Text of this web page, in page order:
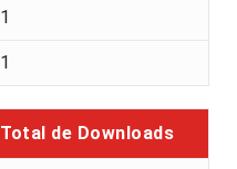
1
1
Total de Downloads